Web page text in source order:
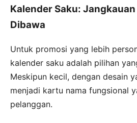
Kalender Saku:
Dibawa
Untuk promosi yang lebih
kalender saku adalah pilihan
Meskipun kecil, dengan desain
menjadi kartu nama fungsional
pelanggan.